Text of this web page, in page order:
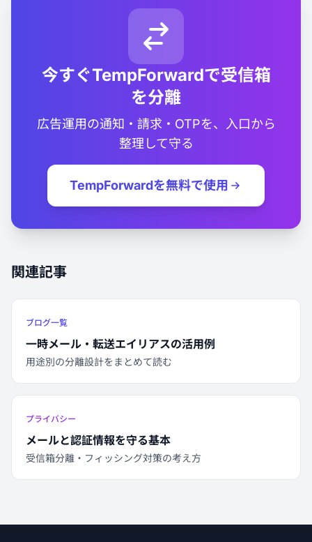
今すぐTempForwardで受信箱
を分離
広告運用の通知・請求・OTPを、入口から
整理して守る
TempForwardを無料で使用
関連記事
ブログ一覧
一時メール・転送エイリアスの活用例
用途別の分離設計をまとめて読む
プライバシー
メールと認証情報を守る基本
受信箱分離・フィッシング対策の考え方